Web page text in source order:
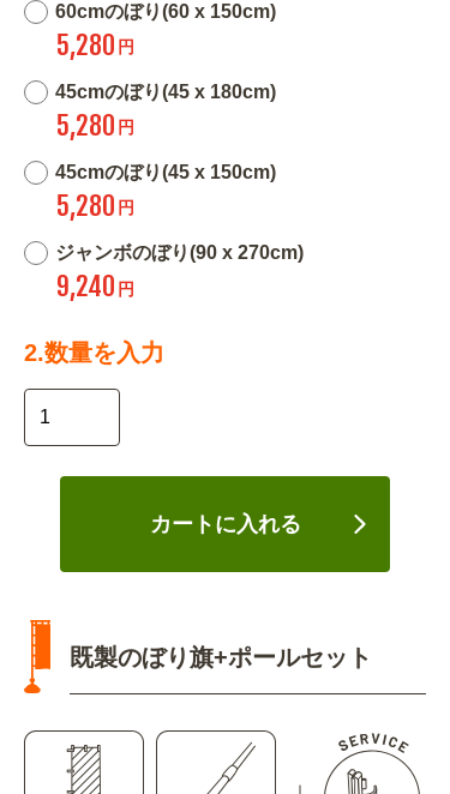
60cmのぼり(60 x 150cm)
5,280 円
45cmのぼり(45 x 180cm)
5,280 円
45cmのぼり(45 x 150cm)
5,280 円
ジャンボのぼり(90 x 270cm)
9,240 円
2.数量を入力
カートに入れる
既製のぼり旗+ポールセット